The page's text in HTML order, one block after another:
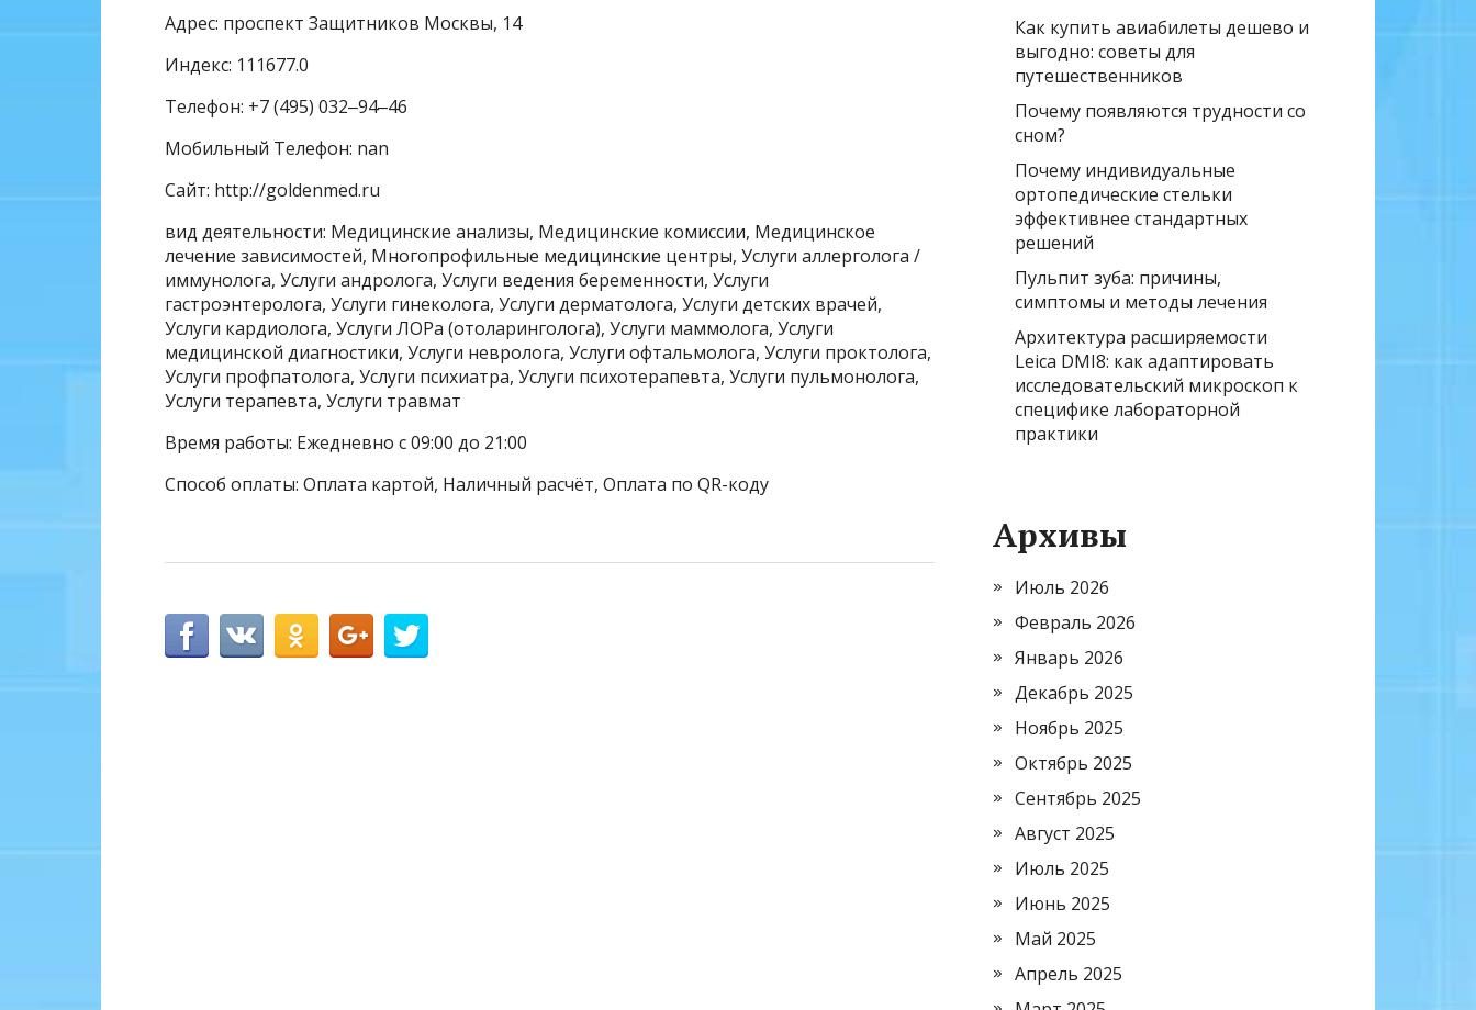
Адрес: проспект Защитников Москвы, 14
Индекс: 111677.0
Телефон: +7 (495) 032‒94‒46
Мобильный Телефон: nan
Сайт: http://goldenmed.ru
вид деятельности: Медицинские анализы, Медицинские комиссии, Медицинское
лечение зависимостей, Многопрофильные медицинские центры, Услуги аллерголога /
иммунолога, Услуги андролога, Услуги ведения беременности, Услуги
гастроэнтеролога, Услуги гинеколога, Услуги дерматолога, Услуги детских врачей,
Услуги кардиолога, Услуги ЛОРа (отоларинголога), Услуги маммолога, Услуги
медицинской диагностики, Услуги невролога, Услуги офтальмолога, Услуги проктолога,
Услуги профпатолога, Услуги психиатра, Услуги психотерапевта, Услуги пульмонолога,
Услуги терапевта, Услуги травмат
Время работы: Ежедневно с 09:00 до 21:00
Способ оплаты: Оплата картой, Наличный расчёт, Оплата по QR-коду
Как купить авиабилеты дешево и
выгодно: советы для
путешественников
Почему появляются трудности со
сном?
Почему индивидуальные
ортопедические стельки
эффективнее стандартных
решений
Пульпит зуба: причины,
симптомы и методы лечения
Архитектура расширяемости
Leica DMI8: как адаптировать
исследовательский микроскоп к
специфике лабораторной
практики
Архивы
Июль 2026
Февраль 2026
Январь 2026
Декабрь 2025
Ноябрь 2025
Октябрь 2025
Сентябрь 2025
Август 2025
Июль 2025
Июнь 2025
Май 2025
Апрель 2025